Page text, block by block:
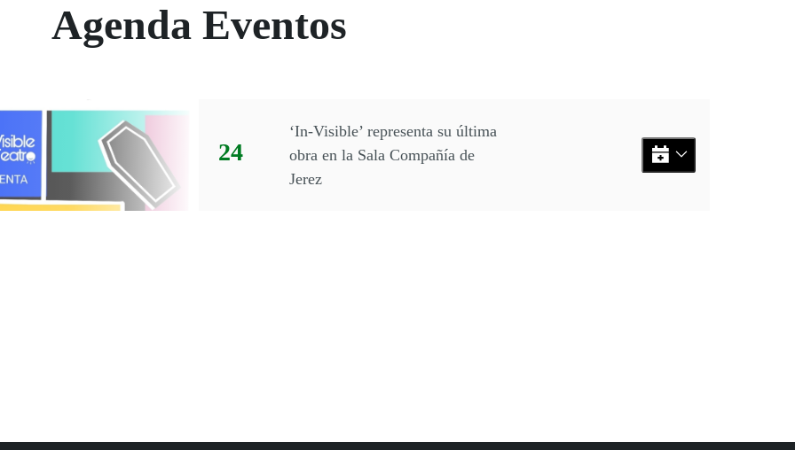
Agenda Eventos
disponibles el día 24 Abril 2026: 1
Día:
24
‘In-Visible’ representa su última
obra en la Sala Compañía de
Jerez